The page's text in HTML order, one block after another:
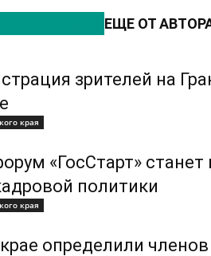
ЕЩЕ ОТ
зрителей на
края
«ГосСтарт»
политики
края
определили